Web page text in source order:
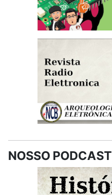
NOSSO PODCAST